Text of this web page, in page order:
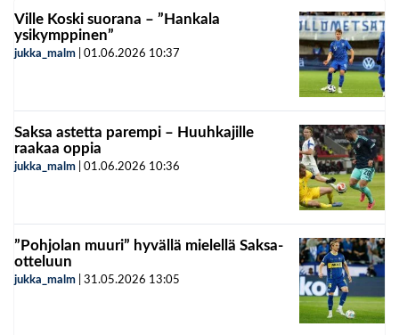
Ville Koski suorana – ”Hankala
ysikymppinen”
jukka_malm 01.06.2026 10:37
Saksa astetta parempi – Huuhkajille
raakaa oppia
jukka_malm 01.06.2026 10:36
”Pohjolan muuri” hyvällä mielellä Saksa-
otteluun
jukka_malm 31.05.2026 13:05